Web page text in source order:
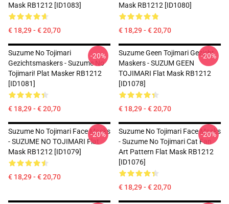
Mask RB1212 [ID1083]
€ 18,29 - € 20,70
Mask RB1212 [ID1080]
€ 18,29 - € 20,70
Suzume No Tojimari
Gezichtsmaskers - Suzume No
Tojimari! Plat Masker RB1212
[ID1081]
€ 18,29 - € 20,70
-20%
Suzume Geen Tojimari Gezicht
Maskers - SUZUM GEEN
TOJIMARI Flat Mask RB1212
[ID1078]
€ 18,29 - € 20,70
-20%
Suzume No Tojimari Face Masks
- SUZUME NO TOJIMARI Flat
Mask RB1212 [ID1079]
€ 18,29 - € 20,70
-20%
Suzume No Tojimari Face Masks
- Suzume No Tojimari Cat Fan
Art Pattern Flat Mask RB1212
[ID1076]
€ 18,29 - € 20,70
-20%